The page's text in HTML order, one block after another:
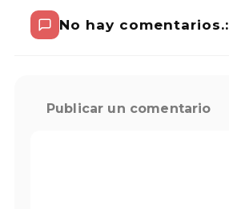
No hay comentarios.:
Publicar un comentario